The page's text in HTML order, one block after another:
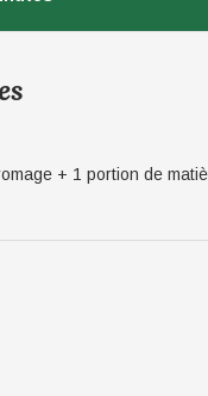
+ 1 portion de